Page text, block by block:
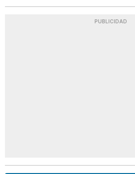
PUBLICIDAD